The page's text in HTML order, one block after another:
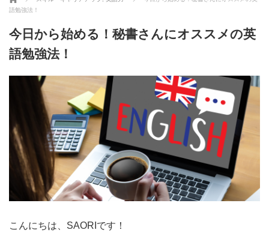
語勉強法！
今日から始める！秘書さんにオススメの英
語勉強法！
こんにちは、SAORIです！